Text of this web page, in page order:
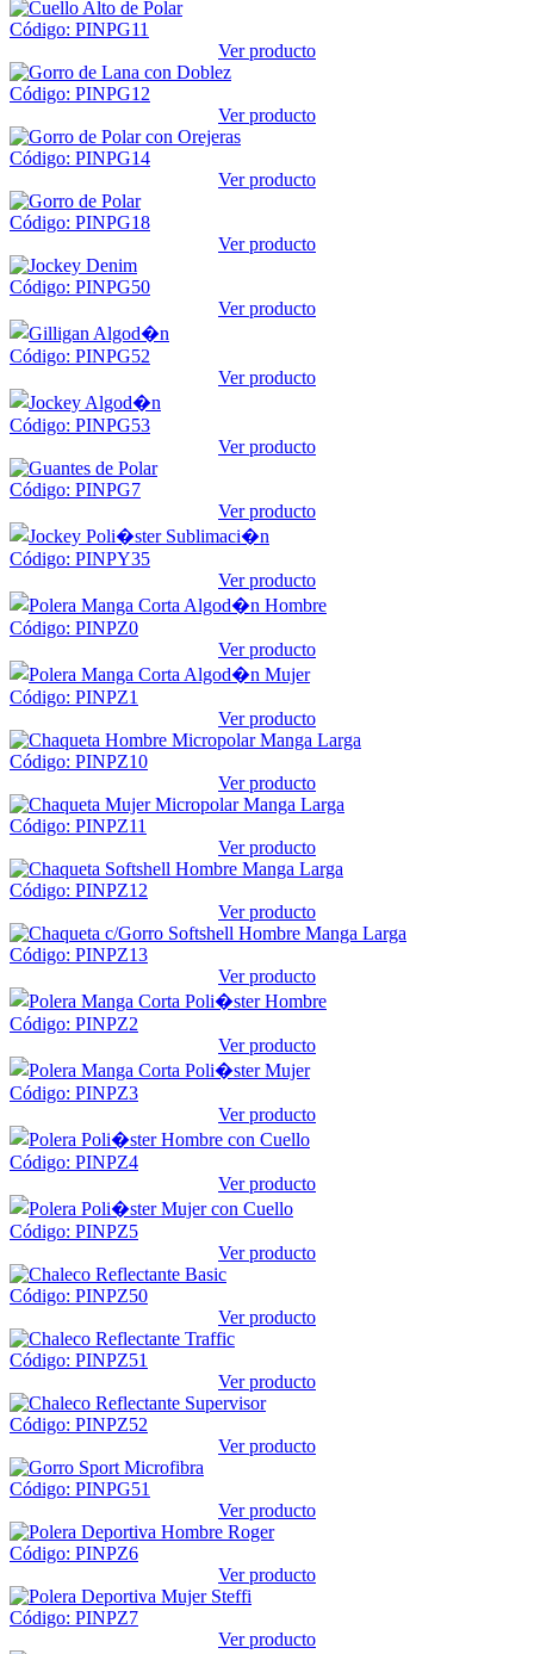
Código: PINPG11
Ver producto
Código: PINPG12
Ver producto
Código: PINPG14
Ver producto
Código: PINPG18
Ver producto
Código: PINPG50
Ver producto
Código: PINPG52
Ver producto
Código: PINPG53
Ver producto
Código: PINPG7
Ver producto
Código: PINPY35
Ver producto
Código: PINPZ0
Ver producto
Código: PINPZ1
Ver producto
Código: PINPZ10
Ver producto
Código: PINPZ11
Ver producto
Código: PINPZ12
Ver producto
Código: PINPZ13
Ver producto
Código: PINPZ2
Ver producto
Código: PINPZ3
Ver producto
Código: PINPZ4
Ver producto
Código: PINPZ5
Ver producto
Código: PINPZ50
Ver producto
Código: PINPZ51
Ver producto
Código: PINPZ52
Ver producto
Código: PINPG51
Ver producto
Código: PINPZ6
Ver producto
Código: PINPZ7
Ver producto